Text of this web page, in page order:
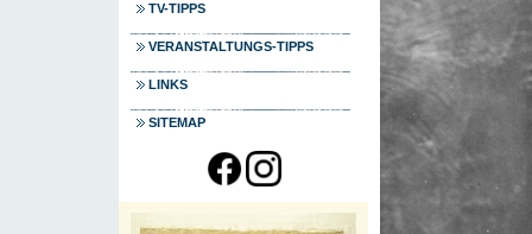
TV-TIPPS
VERANSTALTUNGS-TIPPS
LINKS
SITEMAP